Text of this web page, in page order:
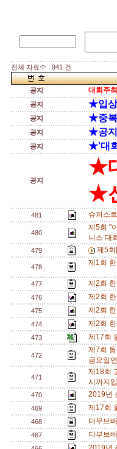
전체 자료수 : 941 건
공지 대회주
공지
★입상
공지
★중복
공지
★공지
공지
★'대
공지
★
★
481 슈퍼스
480
제5회 "
니스 대
479 제5회
478 제1회
477 제2회
476
제2회
475
제2회
474
제2회
473
제17회
472
제7회
금요일
471
제18회
시까지
470 2019년
469
제17회
468
다무브
467
다부브